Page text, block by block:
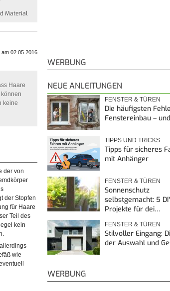
Material
am 02.05.2016
Haare
keine
in der
der von
der Stopfen
für Haare
Teil des
kein
wie
WERBUNG
NEUE ANLEITUNGEN
FENSTER & TÜREN
Die häufigsten
Fenstereinbau –
TIPPS UND TRICKS
Tipps für sicheres
mit Anhänger
FENSTER & TÜREN
Sonnenschutz
selbstgemacht: 5
Projekte für dei…
FENSTER & TÜREN
Stilvoller Eingang:
der Auswahl und
WERBUNG